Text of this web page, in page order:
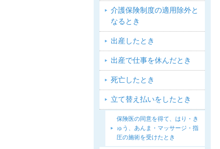
介護保険制度の適用除外と
なるとき
出産したとき
出産で仕事を休んだとき
死亡したとき
立て替え払いをしたとき
保険医の同意を得て、はり・き
ゅう、あんま・マッサージ・指
圧の施術を受けたとき